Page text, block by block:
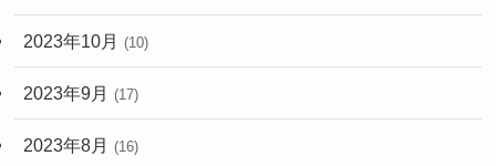
2023年10月 (10)
2023年9月 (17)
2023年8月 (16)